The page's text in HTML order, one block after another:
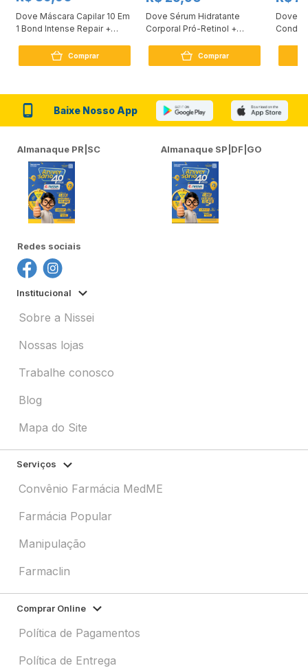
Dove Máscara Capilar 10 Em
1 Bond Intense Repair +
Comprar
Dove Sérum Hidratante
Corporal Pró-Retinol +
Comprar
Dove
Baixe Nosso App
Almanaque PR|SC Almanaque SP|DF|GO
Redes sociais
Institucional
Sobre a Nissei
Nossas lojas
Trabalhe conosco
Blog
Mapa do Site
Serviços
Convênio Farmácia MedME
Farmácia Popular
Manipulação
Farmaclin
Comprar Online
Política de Pagamentos
Política de Entrega